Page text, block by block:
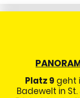
Platz 9 geht
Badewelt in